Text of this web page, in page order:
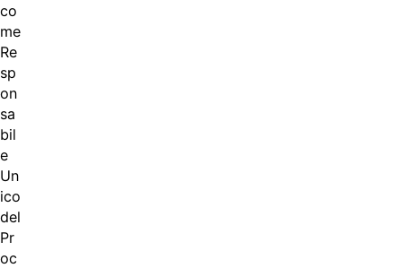
co
me
Re
sp
on
sa
bil
e
Un
ico
del
Pr
oc